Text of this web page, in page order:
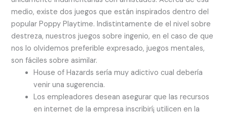
medio, existe dos juegos que están inspirados dentro del
popular Poppy Playtime. Indistintamente de el nivel sobre
destreza, nuestros juegos sobre ingenio, en el caso de que
nos lo olvidemos preferible expresado, juegos mentales,
son fáciles sobre asimilar.
House of Hazards serí­a muy adictivo cual debería
venir una sugerencia.
Los empleadores desean asegurar que las recursos
en internet de la empresa inscribirí¡ utilicen en la